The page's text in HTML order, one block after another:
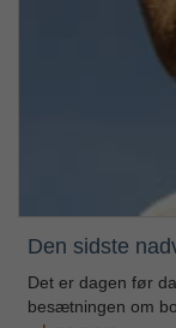
Den sidste
Det er dagen før
besætningen om